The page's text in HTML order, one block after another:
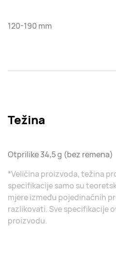
120-190 mm
Težina
Otprilike 34,5 g (bez remena)
*Veličina proizvoda, težina
specifikacije samo su
mjere između pojedinačnih
razlikovati. Sve specifikacije
proizvodu.